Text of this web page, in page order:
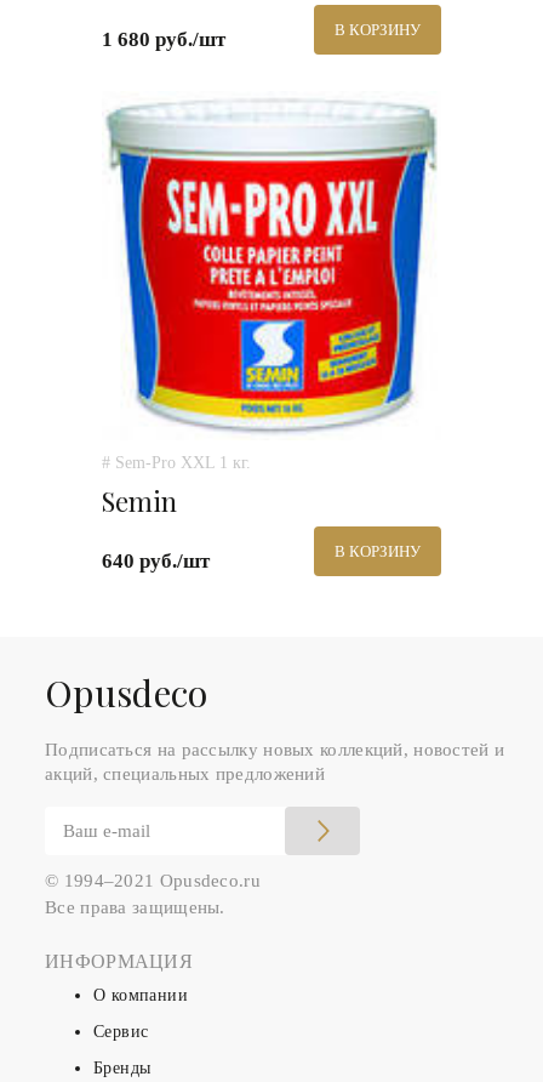
1 680 руб./шт В КОРЗИНУ
# Sem-Pro XXL 1 кг.
Semin
640 руб./шт В КОРЗИНУ
Оpusdeco
Подписаться на рассылку новых коллекций, новостей и
акций, специальных предложений
© 1994–2021 Opusdeco.ru
Все права защищены.
ИНФОРМАЦИЯ
О компании
Сервис
Бренды